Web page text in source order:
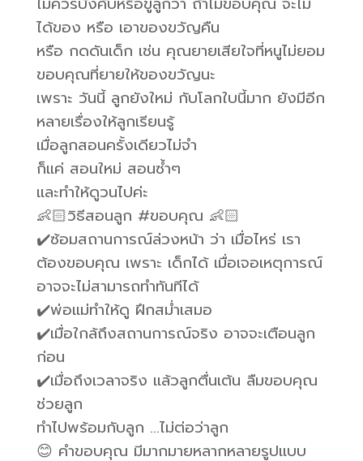
ได้ของ หรือ เอาของขวัญคืน
หรือ กดดันเด็ก เช่น คุณยายเสียใจที่หนูไม่ยอม
ขอบคุณที่ยายให้ของขวัญนะ
เพราะ วันนี้ ลูกยังใหม่ กับโลกใบนี้มาก ยังมีอีก
หลายเรื่องให้ลูกเรียนรู้
เมื่อลูกสอนครั้งเดียวไม่จำ
ก็แค่ สอนใหม่ สอนซ้ำๆ
และทำให้ดูวนไปค่ะ
👶🏻วิธีสอนลูก #ขอบคุณ 👶🏻
✔️ซ้อมสถานการณ์ล่วงหน้า ว่า เมื่อไหร่ เรา
ต้องขอบคุณ เพราะ เด็กได้ เมื่อเจอเหตุการณ์
อาจจะไม่สามารถทำทันทีได้
✔️พ่อแม่ทำให้ดู ฝึกสม่ำเสมอ
✔️เมื่อใกล้ถึงสถานการณ์จริง อาจจะเตือนลูก
ก่อน
✔️เมื่อถึงเวลาจริง แล้วลูกตื่นเต้น ลืมขอบคุณ
ช่วยลูก
ทำไปพร้อมกับลูก …ไม่ต่อว่าลูก
😊 คำขอบคุณ มีมากมายหลากหลายรูปแบบ